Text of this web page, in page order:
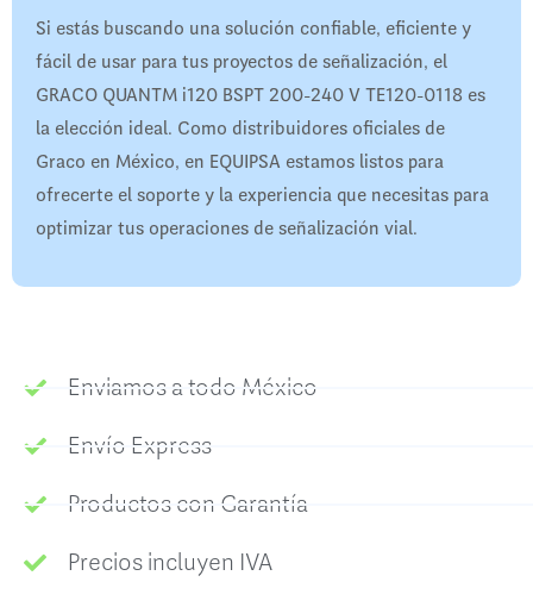
Si estás buscando una solución confiable, eficiente y
fácil de usar para tus proyectos de señalización, el
GRACO QUANTM i120 BSPT 200-240 V TE120-0118 es
la elección ideal. Como distribuidores oficiales de
Graco en México, en EQUIPSA estamos listos para
ofrecerte el soporte y la experiencia que necesitas para
optimizar tus operaciones de señalización vial.
Enviamos a todo México
Envío Express
Productos con Garantía
Precios incluyen IVA